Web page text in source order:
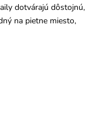
dotvárajú dôstojnú,
na pietne miesto,